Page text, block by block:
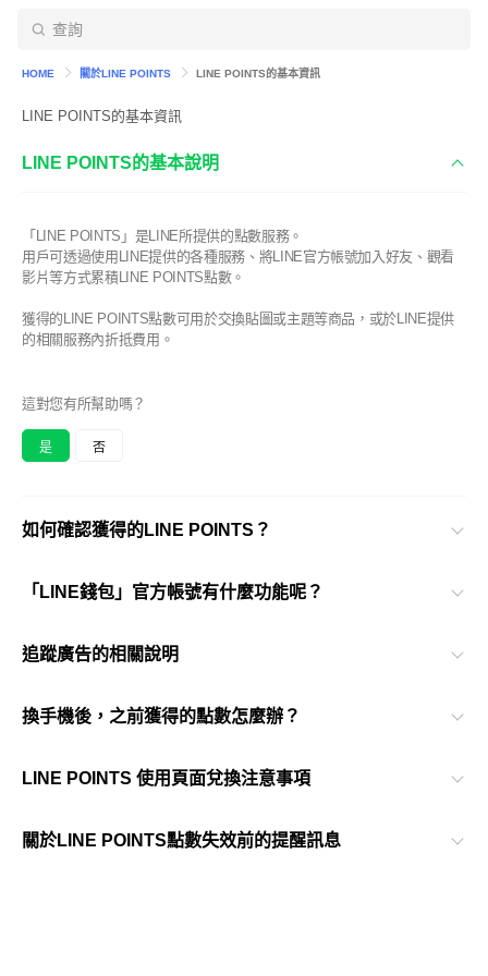
HOME 關於LINE POINTS LINE POINTS的基本資訊
LINE POINTS的基本資訊
LINE POINTS的基本說明
「LINE POINTS」是LINE所提供的點數服務。
用戶可透過使用LINE提供的各種服務、將LINE官方帳號加入好友、觀看
影片等方式累積LINE POINTS點數。
獲得的LINE POINTS點數可用於交換貼圖或主題等商品，或於LINE提供
的相關服務內折抵費用。
這對您有所幫助嗎？
是 否
如何確認獲得的LINE POINTS？
「LINE錢包」官方帳號有什麼功能呢？
追蹤廣告的相關說明
換手機後，之前獲得的點數怎麼辦？
LINE POINTS 使用頁面兌換注意事項
關於LINE POINTS點數失效前的提醒訊息